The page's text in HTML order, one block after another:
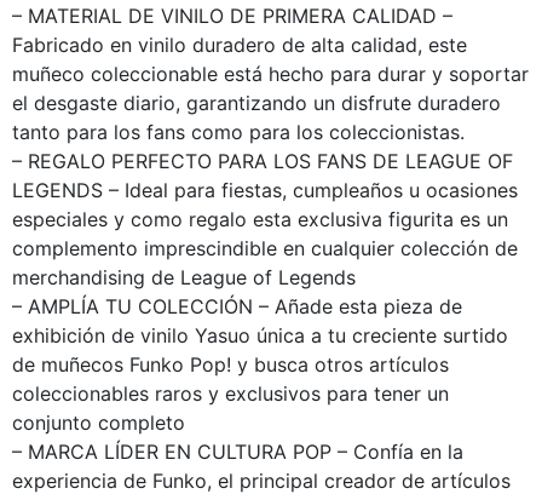
– MATERIAL DE VINILO DE PRIMERA CALIDAD –
Fabricado en vinilo duradero de alta calidad, este
muñeco coleccionable está hecho para durar y soportar
el desgaste diario, garantizando un disfrute duradero
tanto para los fans como para los coleccionistas.
– REGALO PERFECTO PARA LOS FANS DE LEAGUE OF
LEGENDS – Ideal para fiestas, cumpleaños u ocasiones
especiales y como regalo esta exclusiva figurita es un
complemento imprescindible en cualquier colección de
merchandising de League of Legends
– AMPLÍA TU COLECCIÓN – Añade esta pieza de
exhibición de vinilo Yasuo única a tu creciente surtido
de muñecos Funko Pop! y busca otros artículos
coleccionables raros y exclusivos para tener un
conjunto completo
– MARCA LÍDER EN CULTURA POP – Confía en la
experiencia de Funko, el principal creador de artículos